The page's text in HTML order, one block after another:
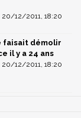
20/12/2011, 18:20
faisait démolir
il y a 24 ans
20/12/2011, 18:20